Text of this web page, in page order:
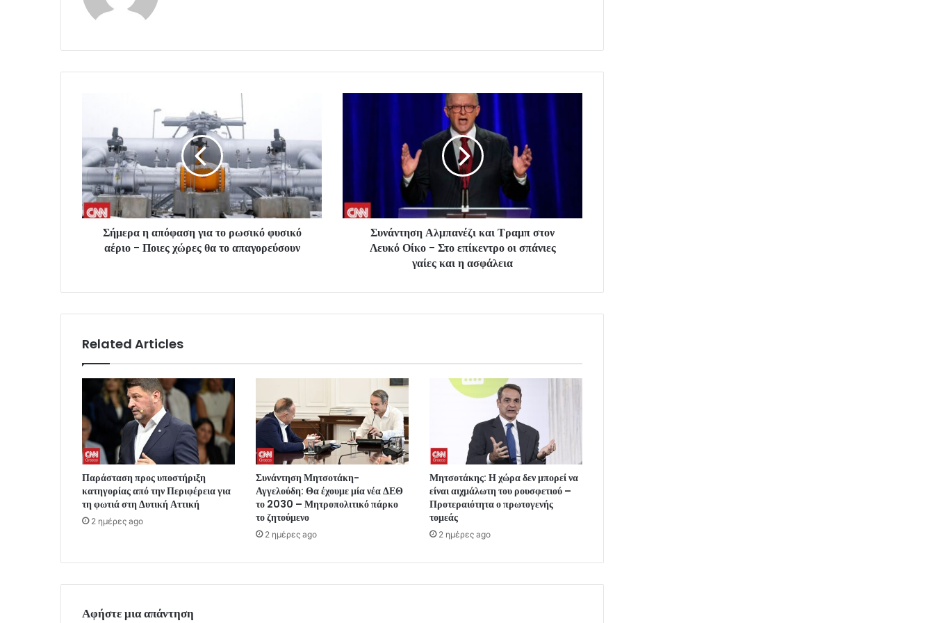
Σήμερα η απόφαση για το ρωσικό φυσικό
αέριο - Ποιες χώρες θα το απαγορεύσουν
Συνάντηση Αλμπανέζι και Τραμπ στον
Λευκό Οίκο - Στο επίκεντρο οι σπάνιες
γαίες και η ασφάλεια
Related Articles
Παράσταση προς υποστήριξη
κατηγορίας από την Περιφέρεια για
τη φωτιά στη Δυτική Αττική
2 ημέρες ago
Συνάντηση Μητσοτάκη-
Αγγελούδη: Θα έχουμε μία νέα ΔΕΘ
το 2030 – Μητροπολιτικό πάρκο
το ζητούμενο
2 ημέρες ago
Μητσοτάκης: Η χώρα δεν μπορεί να
είναι αιχμάλωτη του ρουσφετιού –
Προτεραιότητα ο πρωτογενής
τομεάς
2 ημέρες ago
Αφήστε μια απάντηση